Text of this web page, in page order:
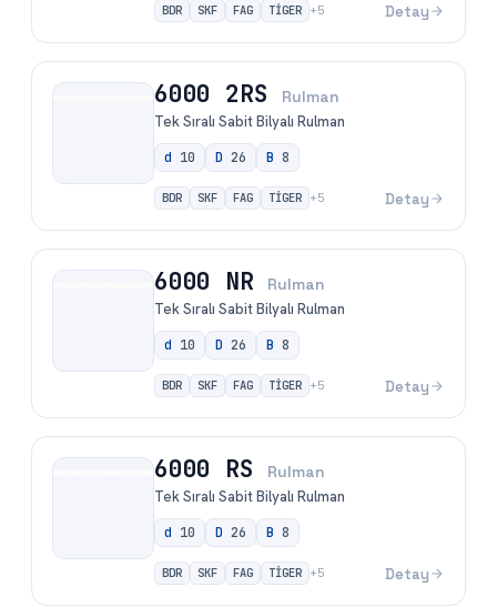
BDR SKF FAG TİGER +5 Detay
6000 2RS Rulman
Tek Sıralı Sabit Bilyalı Rulman
d 10 D 26 B 8
BDR SKF FAG TİGER +5 Detay
6000 NR Rulman
Tek Sıralı Sabit Bilyalı Rulman
d 10 D 26 B 8
BDR SKF FAG TİGER +5 Detay
6000 RS Rulman
Tek Sıralı Sabit Bilyalı Rulman
d 10 D 26 B 8
BDR SKF FAG TİGER +5 Detay